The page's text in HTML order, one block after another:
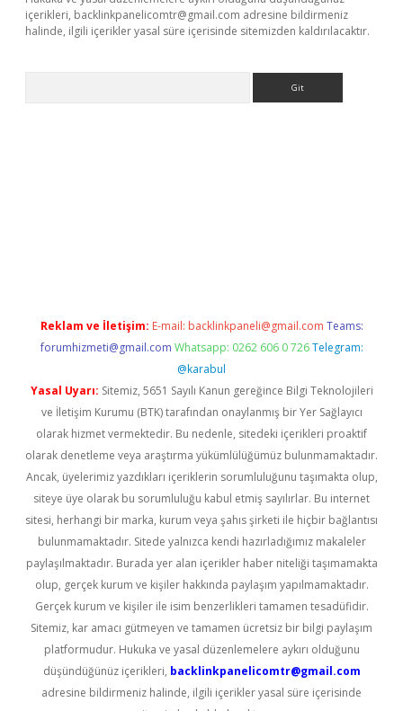
içerikleri, backlinkpanelicomtr@gmail.com adresine bildirmeniz
halinde, ilgili içerikler yasal süre içerisinde sitemizden kaldırılacaktır.
Reklam ve İletişim: E-mail: backlinkpaneli@gmail.com Teams:
forumhizmeti@gmail.com Whatsapp: 0262 606 0 726 Telegram:
@karabul
Yasal Uyarı: Sitemiz, 5651 Sayılı Kanun gereğince Bilgi Teknolojileri
ve İletişim Kurumu (BTK) tarafından onaylanmış bir Yer Sağlayıcı
olarak hizmet vermektedir. Bu nedenle, sitedeki içerikleri proaktif
olarak denetleme veya araştırma yükümlülüğümüz bulunmamaktadır.
Ancak, üyelerimiz yazdıkları içeriklerin sorumluluğunu taşımakta olup,
siteye üye olarak bu sorumluluğu kabul etmiş sayılırlar. Bu internet
sitesi, herhangi bir marka, kurum veya şahıs şirketi ile hiçbir bağlantısı
bulunmamaktadır. Sitede yalnızca kendi hazırladığımız makaleler
paylaşılmaktadır. Burada yer alan içerikler haber niteliği taşımamakta
olup, gerçek kurum ve kişiler hakkında paylaşım yapılmamaktadır.
Gerçek kurum ve kişiler ile isim benzerlikleri tamamen tesadüfidir.
Sitemiz, kar amacı gütmeyen ve tamamen ücretsiz bir bilgi paylaşım
platformudur. Hukuka ve yasal düzenlemelere aykırı olduğunu
düşündüğünüz içerikleri, backlinkpanelicomtr@gmail.com
adresine bildirmeniz halinde, ilgili içerikler yasal süre içerisinde